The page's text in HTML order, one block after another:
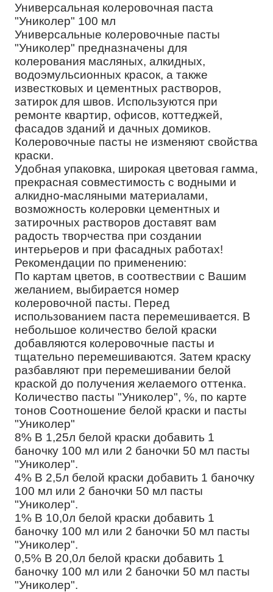
Универсальная колеровочная паста
"Униколер" 100 мл
Универсальные колеровочные пасты
"Униколер" предназначены для
колерования масляных, алкидных,
водоэмульсионных красок, а также
известковых и цементных растворов,
затирок для швов. Используются при
ремонте квартир, офисов, коттеджей,
фасадов зданий и дачных домиков.
Колеровочные пасты не изменяют свойства
краски.
Удобная упаковка, широкая цветовая гамма,
прекрасная совместимость с водными и
алкидно-масляными материалами,
возможность колеровки цементных и
затирочных растворов доставят вам
радость творчества при создании
интерьеров и при фасадных работах!
Рекомендации по применению:
По картам цветов, в соотвествии с Вашим
желанием, выбирается номер
колеровочной пасты. Перед
использованием паста перемешивается. В
небольшое количество белой краски
добавляются колеровочные пасты и
тщательно перемешиваются. Затем краску
разбавляют при перемешивании белой
краской до получения желаемого оттенка.
Количество пасты "Униколер", %, по карте
тонов Соотношение белой краски и пасты
"Униколер"
8% В 1,25л белой краски добавить 1
баночку 100 мл или 2 баночки 50 мл пасты
"Униколер".
4% В 2,5л белой краски добавить 1 баночку
100 мл или 2 баночки 50 мл пасты
"Униколер".
1% В 10,0л белой краски добавить 1
баночку 100 мл или 2 баночки 50 мл пасты
"Униколер".
0,5% В 20,0л белой краски добавить 1
баночку 100 мл или 2 баночки 50 мл пасты
"Униколер".